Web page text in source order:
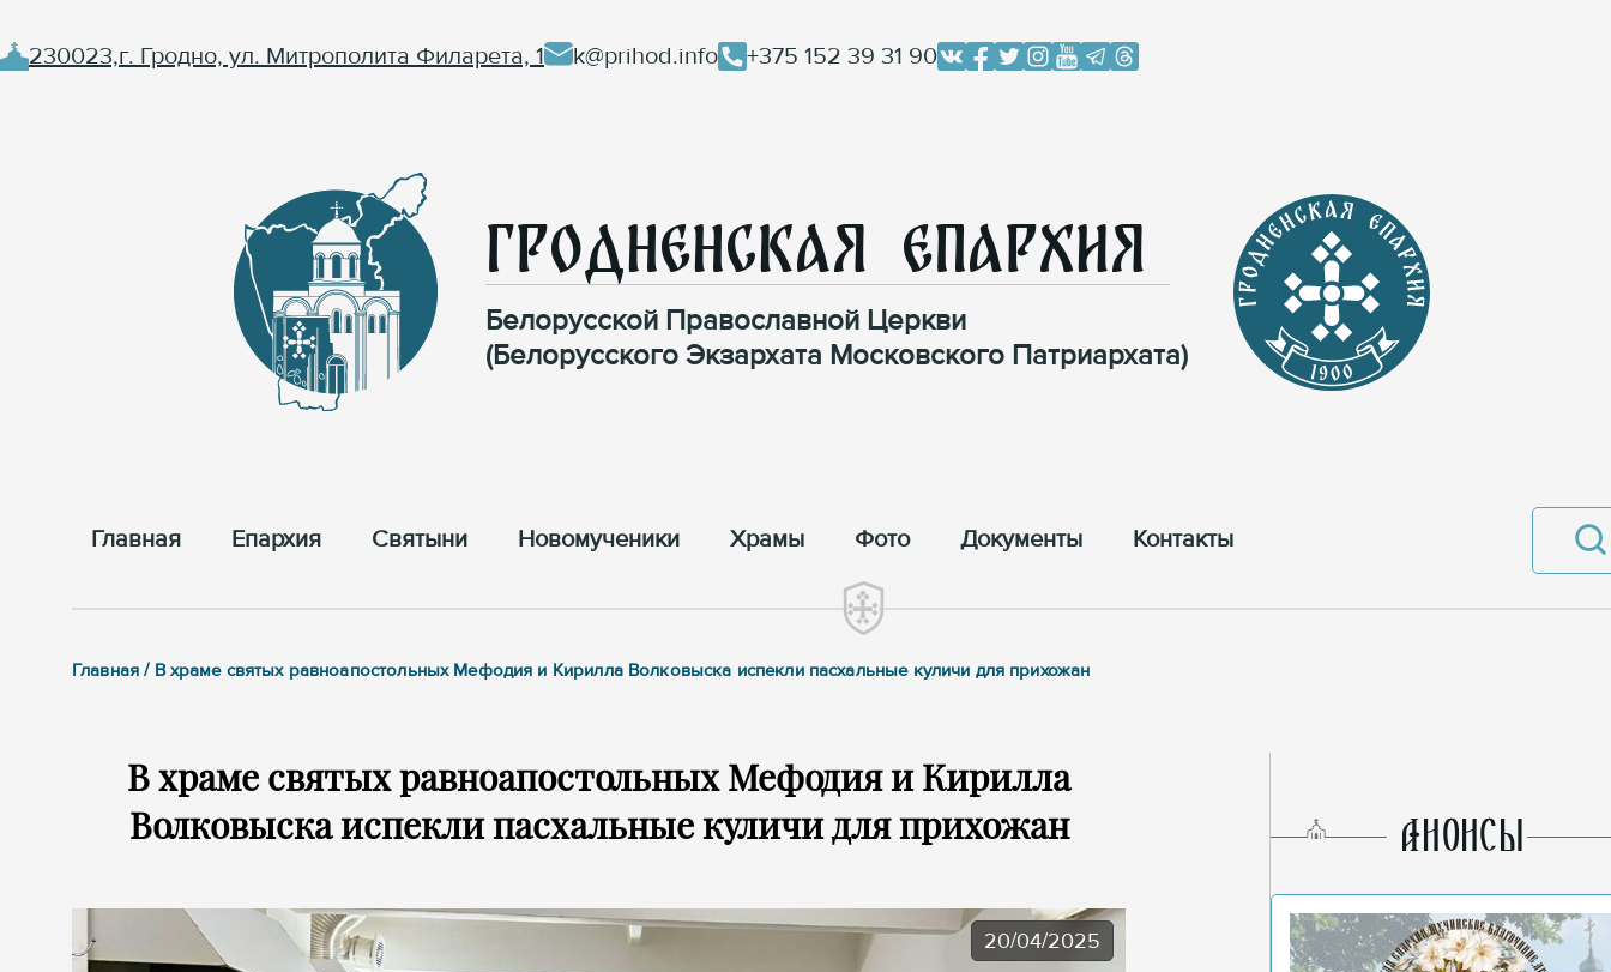
230023,г. Гродно, ул. Митрополита Филарета, 1 k@prihod.info +375 152 39 31 90
Гродненская Епархия
Белорусской Православной Церкви
(Белорусского Экзархата Московского Патриархата)
Главная Епархия Cвятыни Новомученики Храмы Фото Документы Контакты
Главная / В храме святых равноапостольных Мефодия и Кирилла Волковыска испекли пасхальные куличи для прихожан
В храме святых равноапостольных Мефодия и Кирилла
Волковыска испекли пасхальные куличи для прихожан
20/04/2025
AНОНСЫ